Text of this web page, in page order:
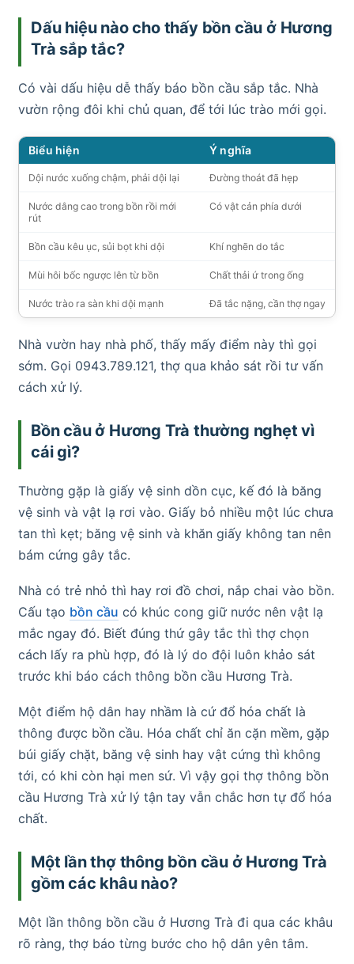
Dấu hiệu nào cho thấy bồn cầu ở Hương
Trà sắp tắc?
Có vài dấu hiệu dễ thấy báo bồn cầu sắp tắc. Nhà
vườn rộng đôi khi chủ quan, để tới lúc trào mới gọi.
Biểu hiện Ý nghĩa
Dội nước xuống chậm, phải dội lại Đường thoát đã hẹp
Nước dâng cao trong bồn rồi mới
rút
Có vật cản phía dưới
Bồn cầu kêu ục, sủi bọt khi dội Khí nghẽn do tắc
Mùi hôi bốc ngược lên từ bồn Chất thải ứ trong ống
Nước trào ra sàn khi dội mạnh Đã tắc nặng, cần thợ ngay
Nhà vườn hay nhà phố, thấy mấy điểm này thì gọi
sớm. Gọi 0943.789.121, thợ qua khảo sát rồi tư vấn
cách xử lý.
Bồn cầu ở Hương Trà thường nghẹt vì
cái gì?
Thường gặp là giấy vệ sinh dồn cục, kế đó là băng
vệ sinh và vật lạ rơi vào. Giấy bỏ nhiều một lúc chưa
tan thì kẹt; băng vệ sinh và khăn giấy không tan nên
bám cứng gây tắc.
Nhà có trẻ nhỏ thì hay rơi đồ chơi, nắp chai vào bồn.
Cấu tạo bồn cầu có khúc cong giữ nước nên vật lạ
mắc ngay đó. Biết đúng thứ gây tắc thì thợ chọn
cách lấy ra phù hợp, đó là lý do đội luôn khảo sát
trước khi báo cách thông bồn cầu Hương Trà.
Một điểm hộ dân hay nhầm là cứ đổ hóa chất là
thông được bồn cầu. Hóa chất chỉ ăn cặn mềm, gặp
búi giấy chặt, băng vệ sinh hay vật cứng thì không
tới, có khi còn hại men sứ. Vì vậy gọi thợ thông bồn
cầu Hương Trà xử lý tận tay vẫn chắc hơn tự đổ hóa
chất.
Một lần thợ thông bồn cầu ở Hương Trà
gồm các khâu nào?
Một lần thông bồn cầu ở Hương Trà đi qua các khâu
rõ ràng, thợ báo từng bước cho hộ dân yên tâm.